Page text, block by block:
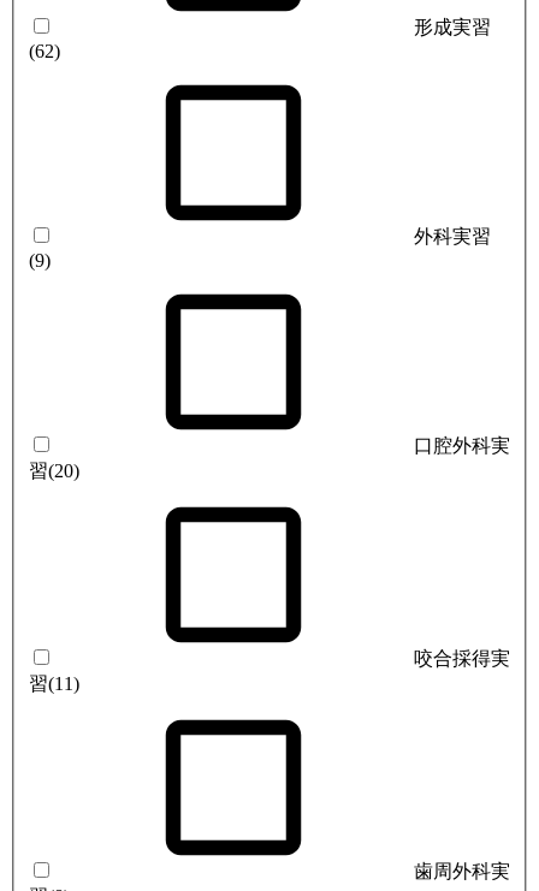
形成実習
(62)
外科実習
(9)
口腔外科実
習(20)
咬合採得実
習(11)
歯周外科実